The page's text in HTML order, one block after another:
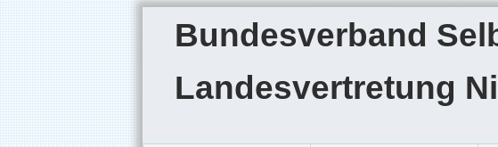
Bundesverband
Landesvertretung